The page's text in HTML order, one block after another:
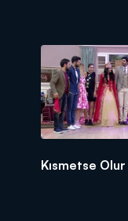
Kısmetse